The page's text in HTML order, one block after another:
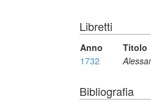
Libretti
Anno Titolo
1732
Bibliografia